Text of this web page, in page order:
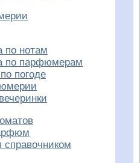
нотам
по парфюмерам
погоде
справочником